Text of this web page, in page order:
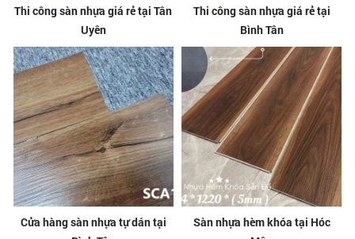
Thi công sàn nhựa giá rẻ tại Tân
Uyên
Thi công sàn nhựa giá rẻ tại
Bình Tân
Cửa hàng sàn nhựa tự dán tại
Sàn nhựa hèm khóa tại Hóc